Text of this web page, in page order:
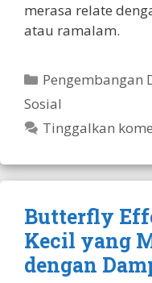
merasa relate
atau ramalam.
Kategori
Pengembangan
Sosial
Tinggalkan
Butterfly
Kecil yang
dengan